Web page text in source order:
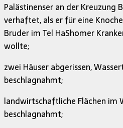
Palästinenser an der Kreuzung
verhaftet, als er für eine
Bruder im Tel HaShomer
wollte;
zwei Häuser abgerissen,
beschlagnahmt;
landwirtschaftliche Flächen im
beschlagnahmt;